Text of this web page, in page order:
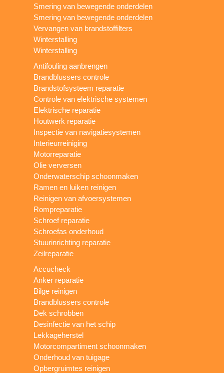
Smering van bewegende onderdelen
Smering van bewegende onderdelen
Vervangen van brandstoffilters
Winterstalling
Winterstalling
Antifouling aanbrengen
Brandblussers controle
Brandstofsysteem reparatie
Controle van elektrische systemen
Elektrische reparatie
Houtwerk reparatie
Inspectie van navigatiesystemen
Interieurreiniging
Motorreparatie
Olie verversen
Onderwaterschip schoonmaken
Ramen en luiken reinigen
Reinigen van afvoersystemen
Rompreparatie
Schroef reparatie
Schroefas onderhoud
Stuurinrichting reparatie
Zeilreparatie
Accucheck
Anker reparatie
Bilge reinigen
Brandblussers controle
Dek schrobben
Desinfectie van het schip
Lekkageherstel
Motorcompartiment schoonmaken
Onderhoud van tuigage
Opbergruimtes reinigen